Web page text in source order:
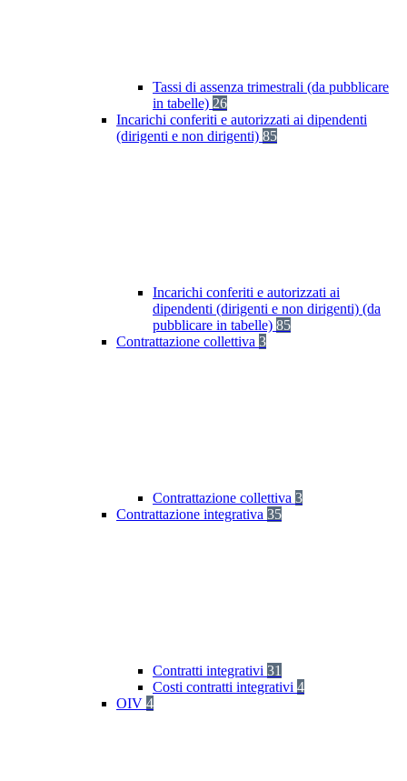
Tassi di assenza trimestrali (da pubblicare
in tabelle) 26
Incarichi conferiti e autorizzati ai dipendenti
(dirigenti e non dirigenti) 85
Incarichi conferiti e autorizzati ai
dipendenti (dirigenti e non dirigenti) (da
pubblicare in tabelle) 85
Contrattazione collettiva 3
Contrattazione collettiva 3
Contrattazione integrativa 35
Contratti integrativi 31
Costi contratti integrativi 4
OIV 4